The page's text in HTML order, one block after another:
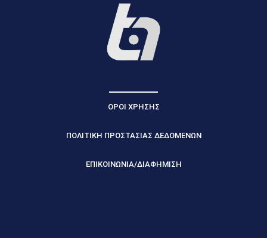
ΟΡΟΙ ΧΡΗΣΗΣ
ΠΟΛΙΤΙΚΗ ΠΡΟΣΤΑΣΙΑΣ ΔΕΔΟΜΕΝΩΝ
ΕΠΙΚΟΙΝΩΝΙΑ/ΔΙΑΦΗΜΙΣΗ